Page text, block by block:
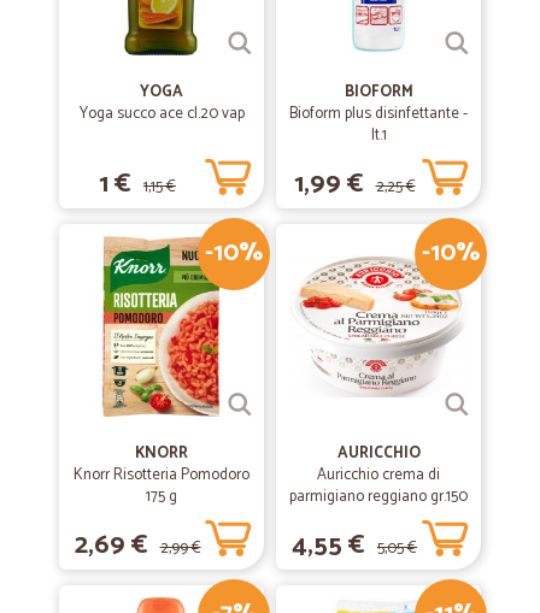
YOGA
Yoga succo ace cl.20 vap
1 € 1,15 €
BIOFORM
Bioform plus disinfettante -
lt.1
1,99 € 2,25 €
-10%
KNORR
Knorr Risotteria Pomodoro
175 g
2,69 € 2,99 €
-10%
AURICCHIO
Auricchio crema di
parmigiano reggiano gr.150
4,55 € 5,05 €